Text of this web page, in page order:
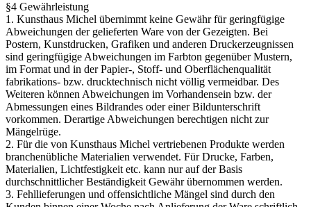
§4 Gewährleistung
1. Kunsthaus Michel übernimmt keine Gewähr für geringfügige
Abweichungen der gelieferten Ware von der Gezeigten. Bei
Postern, Kunstdrucken, Grafiken und anderen Druckerzeugnissen
sind geringfügige Abweichungen im Farbton gegenüber Mustern,
im Format und in der Papier-, Stoff- und Oberflächenqualität
fabrikations- bzw. drucktechnisch nicht völlig vermeidbar. Des
Weiteren können Abweichungen im Vorhandensein bzw. der
Abmessungen eines Bildrandes oder einer Bildunterschrift
vorkommen. Derartige Abweichungen berechtigen nicht zur
Mängelrüge.
2. Für die von Kunsthaus Michel vertriebenen Produkte werden
branchenübliche Materialien verwendet. Für Drucke, Farben,
Materialien, Lichtfestigkeit etc. kann nur auf der Basis
durchschnittlicher Beständigkeit Gewähr übernommen werden.
3. Fehllieferungen und offensichtliche Mängel sind durch den